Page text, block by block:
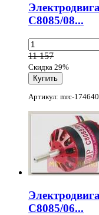
C8085/08...
11 157
Скидка 29%
Артикул: mrc-
C8085/06...